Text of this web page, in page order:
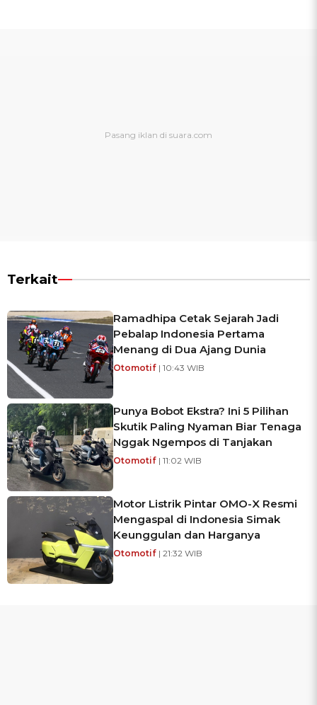
Terkait
Ramadhipa Cetak Sejarah Jadi
Pebalap Indonesia Pertama
Menang di Dua Ajang Dunia
Otomotif | 10:43 WIB
Punya Bobot Ekstra? Ini 5 Pilihan
Skutik Paling Nyaman Biar Tenaga
Nggak Ngempos di Tanjakan
Otomotif | 11:02 WIB
Motor Listrik Pintar OMO-X Resmi
Mengaspal di Indonesia Simak
Keunggulan dan Harganya
Otomotif | 21:32 WIB